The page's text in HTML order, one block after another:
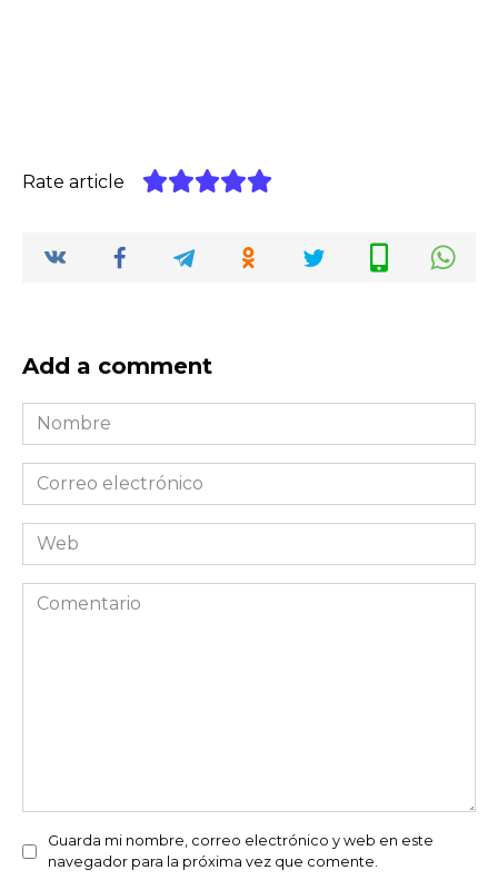
Rate article
Add a comment
Nombre
*
Correo
electrónico
*Web
Comentario
Guarda mi nombre, correo electrónico y web en este
navegador para la próxima vez que comente.